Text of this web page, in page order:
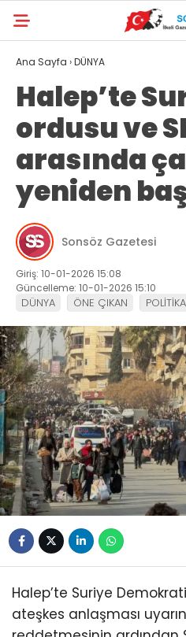
Ana Sayfa ›DÜNYA
Halep’te
ordusu ve
arasında
yeniden
Sonsöz Gazetesi
Giriş: 10-01-2026 15:08
Güncelleme: 10-01-2026 15:10
DÜNYA ÖNE ÇIKAN POLİTİKA
Halep’te Suriye
ateşkes anlaşması